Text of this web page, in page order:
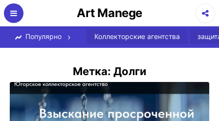
Перейти
содержимому
Art Manege
Популярно Коллекторские агентства
Метка: Долги